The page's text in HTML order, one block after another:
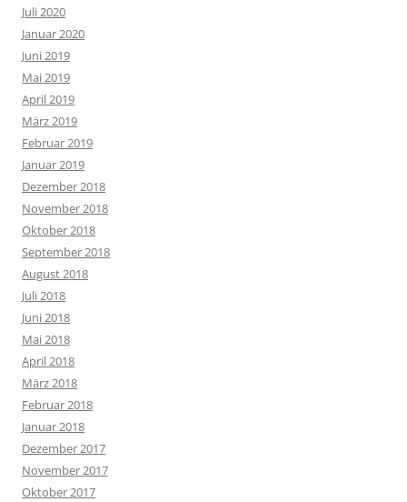
Juli 2020
Januar 2020
Juni 2019
Mai 2019
April 2019
März 2019
Februar 2019
Januar 2019
Dezember 2018
November 2018
Oktober 2018
September 2018
August 2018
Juli 2018
Juni 2018
Mai 2018
April 2018
März 2018
Februar 2018
Januar 2018
Dezember 2017
November 2017
Oktober 2017